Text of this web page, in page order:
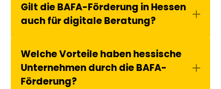
Gilt die BAFA-Förderung in Hessen
auch für digitale Beratung?
Welche Vorteile haben hessische
Unternehmen durch die BAFA-
Förderung?